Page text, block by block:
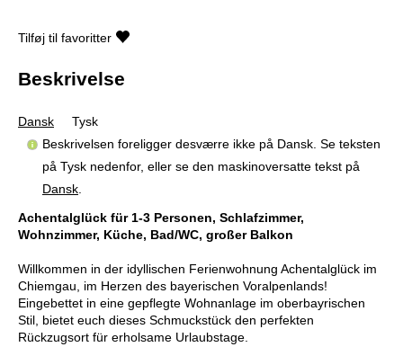
Tilføj til favoritter
Beskrivelse
Dansk
Tysk
Beskrivelsen foreligger desværre ikke på Dansk. Se teksten
på Tysk nedenfor, eller se den maskinoversatte tekst på
Dansk
Achentalglück für 1-3 Personen, Schlafzimmer,
Wohnzimmer, Küche, Bad/WC, großer Balkon
Willkommen in der idyllischen Ferienwohnung Achentalglück im
Chiemgau, im Herzen des bayerischen Voralpenlands!
Eingebettet in eine gepflegte Wohnanlage im oberbayrischen
Stil, bietet euch dieses Schmuckstück den perfekten
Rückzugsort für erholsame Urlaubstage.